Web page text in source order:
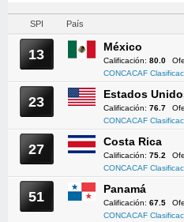
SPI País
13 México
Calificación: 80.0
CONCACAF
23 Estados
Calificación: 76.7
CONCACAF
27 Costa Rica
Calificación: 75.2
CONCACAF
51 Panamá
Calificación: 67.5
CONCACAF